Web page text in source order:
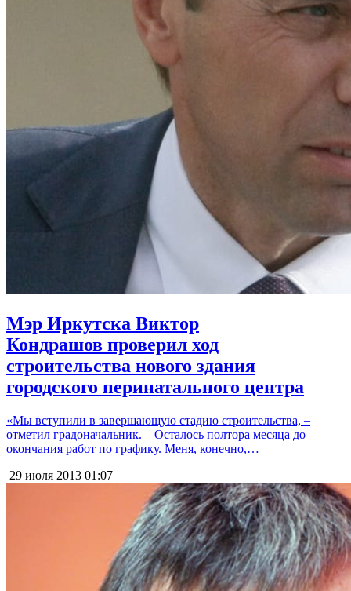
Мэр Иркутска Виктор
Кондрашов проверил ход
строительства нового здания
городского перинатального центра
«Мы вступили в завершающую стадию строительства, –
отметил градоначальник. – Осталось полтора месяца до
окончания работ по графику. Меня, конечно,…
29 июля 2013 01:07